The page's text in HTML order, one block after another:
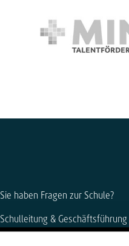
Sie haben Fragen zur Schule?
Schulleitung & Geschäftsführung